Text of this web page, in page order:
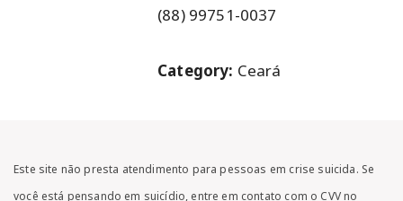
(88) 99751-0037
Category: Ceará
Este site não presta atendimento para pessoas em crise suicida. Se
você está pensando em suicídio, entre em contato com o CVV no